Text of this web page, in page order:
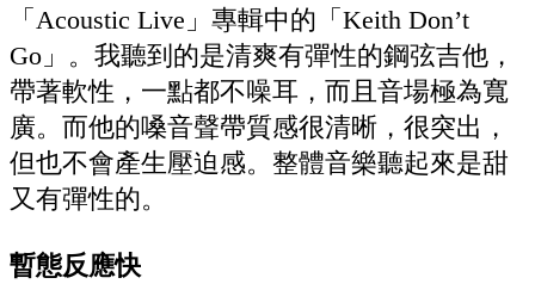
「Acoustic Live」專輯中的「Keith Don’t
Go」。我聽到的是清爽有彈性的鋼弦吉他，
帶著軟性，一點都不噪耳，而且音場極為寬
廣。而他的嗓音聲帶質感很清晰，很突出，
但也不會產生壓迫感。整體音樂聽起來是甜
又有彈性的。
暫態反應快